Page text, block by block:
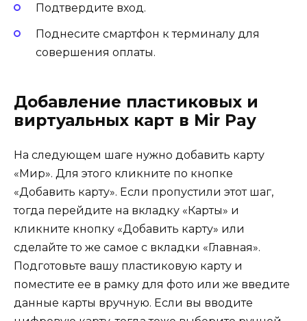
Подтвердите вход.
Поднесите смартфон к терминалу для
совершения оплаты.
Добавление пластиковых и
виртуальных карт в Mir Pay
На следующем шаге нужно добавить карту
«Мир». Для этого кликните по кнопке
«Добавить карту». Если пропустили этот шаг,
тогда перейдите на вкладку «Карты» и
кликните кнопку «Добавить карту» или
сделайте то же самое с вкладки «Главная».
Подготовьте вашу пластиковую карту и
поместите ее в рамку для фото или же введите
данные карты вручную. Если вы вводите